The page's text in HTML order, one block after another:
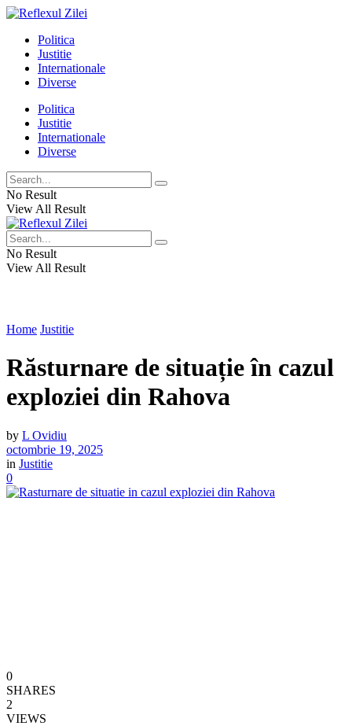
Politica
Justitie
Internationale
Diverse
Politica
Justitie
Internationale
Diverse
No Result
View All Result
No Result
View All Result
Home Justitie
Răsturnare de situație în cazul
exploziei din Rahova
by L Ovidiu
octombrie 19, 2025
in Justitie
0
0
SHARES
2
VIEWS